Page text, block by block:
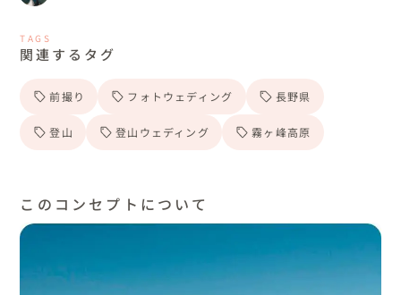
TAGS
関連するタグ
前撮り フォトウェディング 長野県
登山 登山ウェディング 霧ヶ峰高原
このコンセプトについて